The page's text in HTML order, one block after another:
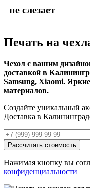
не слезает
Печать на
Чехол с вашим
доставкой в
Samsung, Xiaomi.
материалов.
Создайте уникальный
Доставка в
Рассчитать стоимость
Нажимая кнопку вы
конфиденциальности